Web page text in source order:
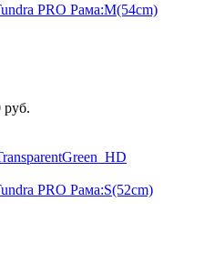
PRO Рама:M(54cm)
руб.
PRO Рама:S(52cm)